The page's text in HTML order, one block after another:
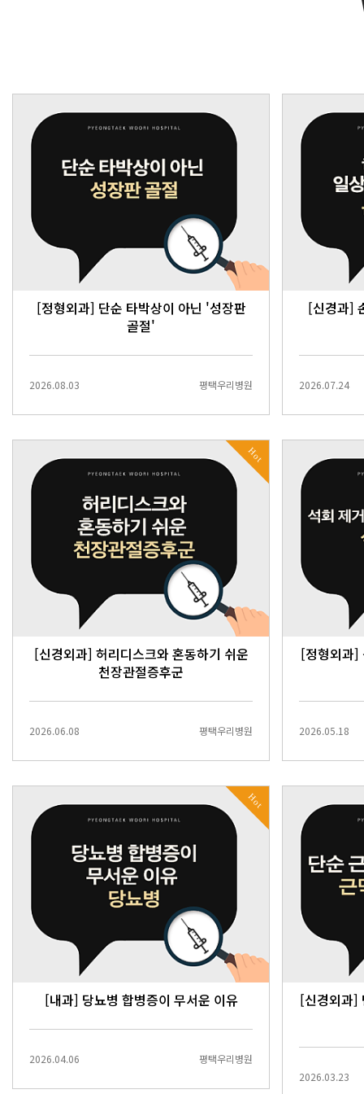
[정형외과] 단순 타박상이 아닌 '성장판
골절'
2026.08.03 평택우리병원
[신경과]
2026.07.24
Hot
[신경외과] 허리디스크와 혼동하기 쉬운
천장관절증후군
2026.06.08 평택우리병원
[정형외과]
2026.05.18
Hot
[내과] 당뇨병 합병증이 무서운 이유
2026.04.06 평택우리병원
[신경외과]
2026.03.23